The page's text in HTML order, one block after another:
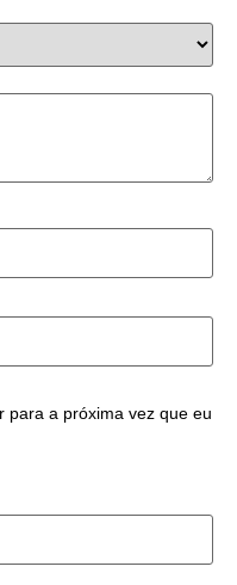
para a próxima vez que eu